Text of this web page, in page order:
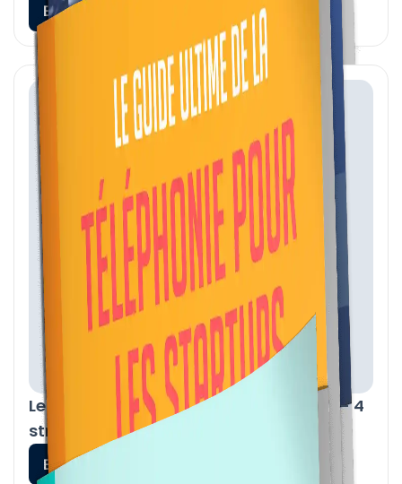
En savoir plus
Le guide de la direction commerciale - 4
stratégies gagnantes en 2023
En savoir plus